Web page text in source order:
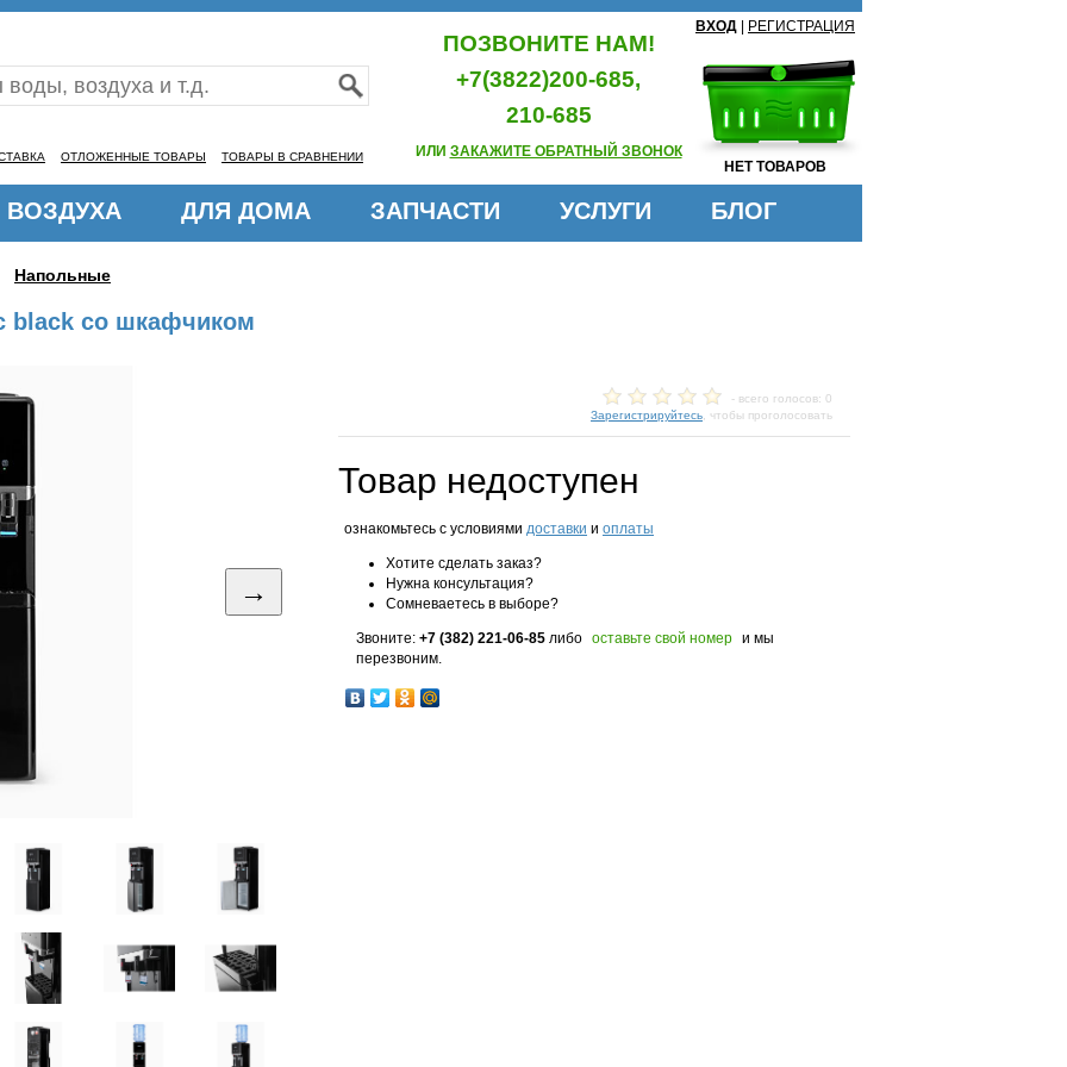
ОТЛОЖЕННЫЕ ТОВАРЫ ТОВАРЫ В СРАВНЕНИИ
ПОЗВОНИТЕ НАМ!
+7(3822)200-685,
210-685
ИЛИ ЗАКАЖИТЕ ОБРАТНЫЙ ЗВОНОК
ВХОД РЕГИСТРАЦИЯ
НЕТ ТОВАРОВ
ВОЗДУХА ДЛЯ ДОМА ЗАПЧАСТИ УСЛУГИ БЛОГ
Напольные
black со шкафчиком
→
- всего голосов: 0
Зарегистрируйтесь , чтобы проголосовать
Товар недоступен
ознакомьтесь с условиями доставки и оплаты
Хотите сделать заказ?
Нужна консультация?
Сомневаетесь в выборе?
Звоните: +7 (382) 221-06-85 либо оставьте свой номер и мы
перезвоним.